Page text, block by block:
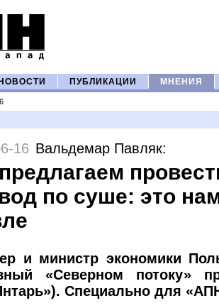
НОВОСТИ ПУБЛИКАЦИИ МНЕНИЯ
16 Вальдемар Павляк:
по суше: это
и министр экономики
«Северном потоку»
Специально для